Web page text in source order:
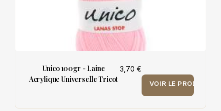
Unico 100gr - Laine
Acrylique Universelle Tricot
3,70 €
VOIR LE PRODUIT